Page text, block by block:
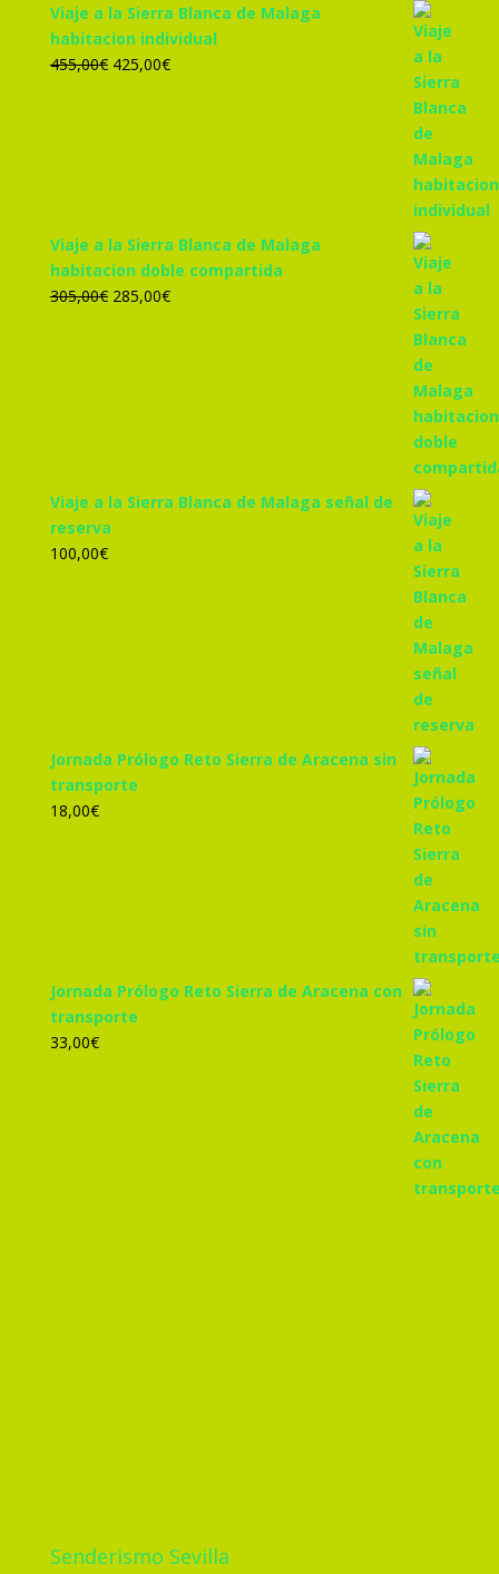
Viaje a la Sierra Blanca de Malaga
habitacion individual
455,00€ El
425,00€El
Viaje a la Sierra Blanca de Malaga
habitacion doble compartida
305,00€ El
285,00€El
Viaje a la Sierra Blanca de Malaga señal de
reserva
100,00€
Jornada Prólogo Reto Sierra de Aracena sin
transporte
18,00€
Jornada Prólogo Reto Sierra de Aracena con
transporte
33,00€
Senderismo Sevilla